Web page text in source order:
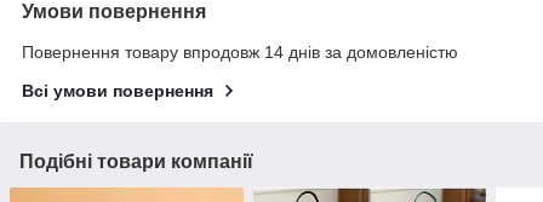
Умови повернення
Повернення товару впродовж 14 днів за домовленістю
Всі умови повернення
Подібні товари компанії